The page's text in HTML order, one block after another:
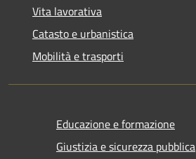
Vita lavorativa
Catasto e urbanistica
Mobilità e trasporti
Educazione e formazione
Giustizia e sicurezza pubblica